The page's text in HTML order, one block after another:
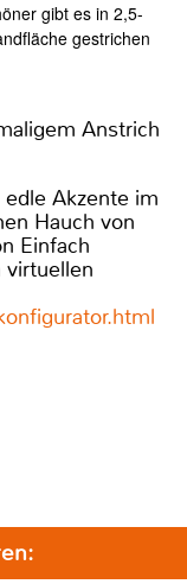
gibt es in 2,5-
gestrichen
Anstrich
Akzente im
Hauch von
Einfach
virtuellen